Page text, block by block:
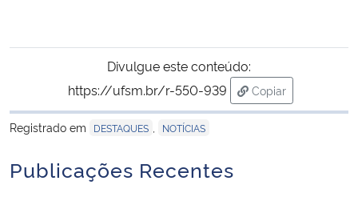
Advocacia-Geral da União
Divulgue este conteúdo:
https://ufsm.br/r-550-939
Copiar
para área de
Registrado em
DESTAQUES NOTÍCIAS
Publicações Recentes